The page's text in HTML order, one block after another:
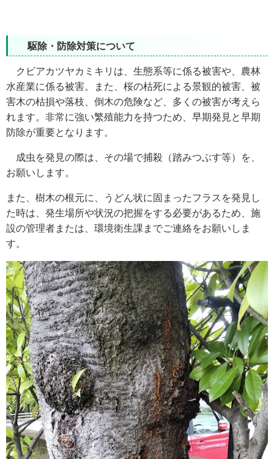
駆除・防除対策について
クビアカツヤカミキリは、生態系等に係る被害や、農林
水産業に係る被害。また、桜の枯死による景観的被害、被
害木の枯損や落枝、倒木の危険など、多くの被害が考えら
れます。非常に強い繁殖能力を持つため、早期発見と早期
防除が重要となります。
成虫を発見の際は、その場で捕殺（踏みつぶす等）を、
お願いします。
また、樹木の根元に、うどん状に固まったフラスを発見し
た時は、発生場所や状況の把握をする必要があるため、施
設の管理者または、環境衛生課までご連絡をお願いしま
す。